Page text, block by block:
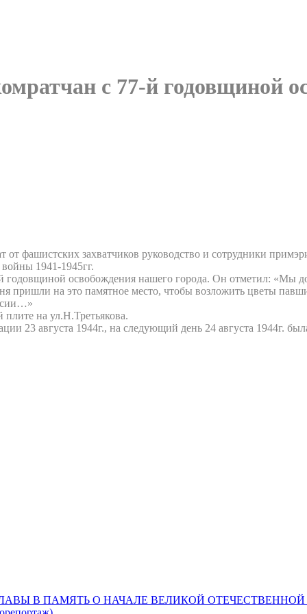
с 77-й годовщиной
фашистских захватчиков руководство и сотрудники
1941-1945гг.
освобождения нашего города. Он отметил: «Мы
пришли на это памятное место, чтобы возложить цветы
на ул.Н.Третьякова.
23 августа 1944г., на следующий день 24 августа 1944г.
В ПАМЯТЬ О НАЧАЛЕ ВЕЛИКОЙ